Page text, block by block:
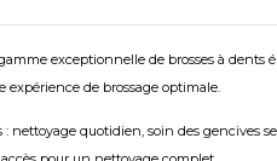
exceptionnelle de brosses à dents
de brossage optimale.
nettoyage quotidien, soin des gencives